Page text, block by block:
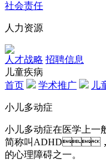
社会责任
人力资源
人才战略 招聘信息
儿童疾病
首页
学术推广 儿
小儿多动症
小儿多动症在医学上一般
简称叫ADHD，
的心理障碍之一。